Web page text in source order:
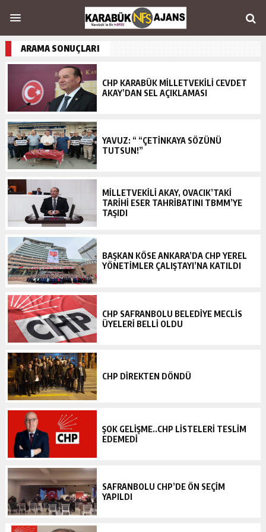
ARAMA SONUÇLARI
CHP KARABÜK MİLLETVEKİLİ CEVDET
AKAY’DAN SEL AÇIKLAMASI
YAVUZ: “ “ÇETİNKAYA SÖZÜNÜ
TUTSUN!”
MİLLETVEKİLİ AKAY, OVACIK’TAKİ
TARİHİ ESER TAHRİBATINI TBMM’YE
TAŞIDI
BAŞKAN KÖSE ANKARA’DA CHP YEREL
YÖNETİMLER ÇALIŞTAYI’NA KATILDI
CHP SAFRANBOLU BELEDİYE MECLİS
ÜYELERİ BELLİ OLDU
CHP DİREKTEN DÖNDÜ
ŞOK GELİŞME..CHP LİSTELERİ TESLİM
EDEMEDİ
SAFRANBOLU CHP’DE ÖN SEÇİM
YAPILDI